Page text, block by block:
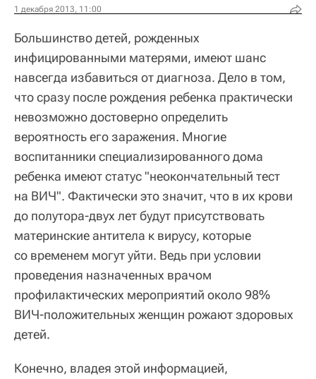
1 декабря 2013, 11:00
Большинство детей, рожденных
инфицированными матерями, имеют шанс
навсегда избавиться от диагноза. Дело в том,
что сразу после рождения ребенка практически
невозможно достоверно определить
вероятность его заражения. Многие
воспитанники специализированного дома
ребенка имеют статус "неокончательный тест
на ВИЧ". Фактически это значит, что в их крови
до полутора-двух лет будут присутствовать
материнские антитела к вирусу, которые
со временем могут уйти. Ведь при условии
проведения назначенных врачом
профилактических мероприятий около 98%
ВИЧ-положительных женщин рожают здоровых
детей.
Конечно, владея этой информацией,